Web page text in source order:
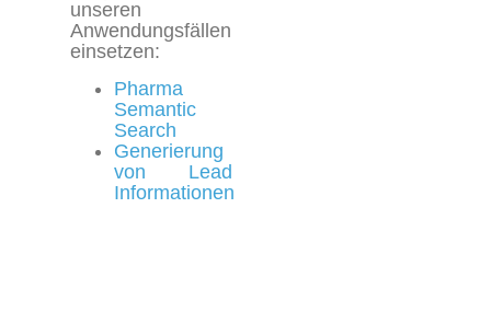
unseren
Anwendungsfällen
einsetzen:
Pharma
Semantic
Search
Generierung
von Lead
Informationen